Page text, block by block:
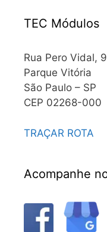
TEC Módulos
Rua Pero Vidal,
Parque Vitória
São Paulo – SP
CEP 02268-000
TRAÇAR ROTA
Acompanhe